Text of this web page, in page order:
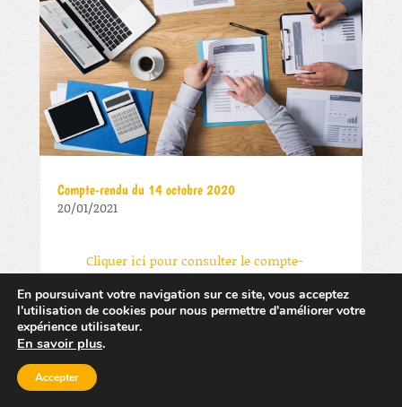
Compte-rendu du 14 octobre 2020
20/01/2021
Cliquer ici pour consulter le compte-
En poursuivant votre navigation sur ce site, vous acceptez
l'utilisation de cookies pour nous permettre d'améliorer votre
expérience utilisateur.
En savoir plus.
Accepter